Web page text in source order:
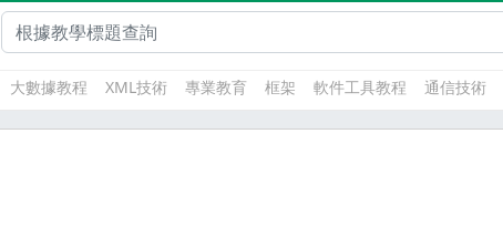
大數據教程 XML技術 專業教育 框架 軟件工具教程 通信技術